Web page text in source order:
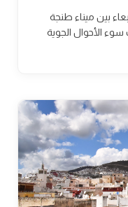
بين ميناء طنجة
سوء الأحوال الجوية